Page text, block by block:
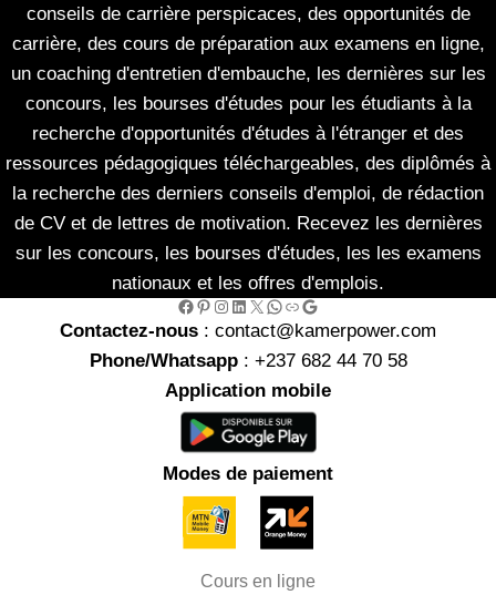
conseils de carrière perspicaces, des opportunités de
carrière, des cours de préparation aux examens en ligne,
un coaching d'entretien d'embauche, les dernières sur les
concours, les bourses d'études pour les étudiants à la
recherche d'opportunités d'études à l'étranger et des
ressources pédagogiques téléchargeables, des diplômés à
la recherche des derniers conseils d'emploi, de rédaction
de CV et de lettres de motivation. Recevez les dernières
sur les concours, les bourses d'études, les les examens
nationaux et les offres d'emplois.
Facebook Pinterest Instagram LinkedIn X WhatsApp Link Google
Contactez-nous : contact@kamerpower.com
Phone/Whatsapp: +237 682 44 70 58
Application mobile
Modes de paiement
Cours en ligne